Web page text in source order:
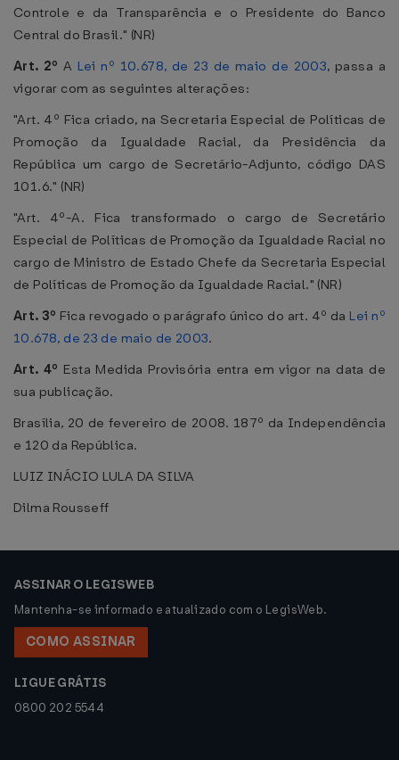
Controle e da Transparência e o Presidente do Banco
Central do Brasil." (NR)
Art. 2º A Lei nº 10.678, de 23 de maio de 2003, passa a
vigorar com as seguintes alterações:
"Art. 4º Fica criado, na Secretaria Especial de Políticas de
Promoção da Igualdade Racial, da Presidência da
República um cargo de Secretário-Adjunto, código DAS
101.6." (NR)
"Art. 4º-A. Fica transformado o cargo de Secretário
Especial de Políticas de Promoção da Igualdade Racial no
cargo de Ministro de Estado Chefe da Secretaria Especial
de Políticas de Promoção da Igualdade Racial." (NR)
Art. 3º Fica revogado o parágrafo único do art. 4º da Lei nº
10.678, de 23 de maio de 2003.
Art. 4º Esta Medida Provisória entra em vigor na data de
sua publicação.
Brasília, 20 de fevereiro de 2008. 187º da Independência
e 120 da República.
LUIZ INÁCIO LULA DA SILVA
Dilma Rousseff
ASSINAR O LEGISWEB
Mantenha-se informado e atualizado com o LegisWeb.
COMO ASSINAR
LIGUE GRÁTIS
0800 202 5544